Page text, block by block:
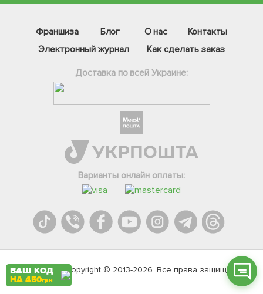
Франшиза Блог О нас
Контакты
Электронный журнал
Как сделать заказ
Доставка по всей Украине:
Варианты онлайн оплаты:
Agromarket.Copyright © 2013-2026. Все права защищены
Телеграм
Вайбер
Онлайн чат
ВАШ КОД
НА 450грн